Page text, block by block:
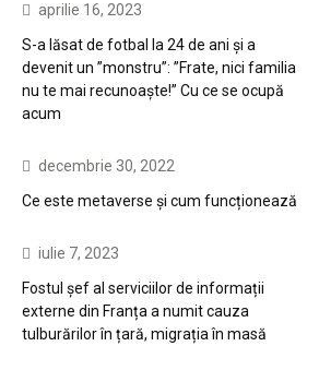
aprilie 16, 2023
S-a lăsat de fotbal la 24 de ani și a
devenit un ”monstru”: ”Frate, nici familia
nu te mai recunoaște!” Cu ce se ocupă
acum
decembrie 30, 2022
Ce este metaverse și cum funcționează
iulie 7, 2023
Fostul șef al serviciilor de informații
externe din Franța a numit cauza
tulburărilor în țară, migrația în masă